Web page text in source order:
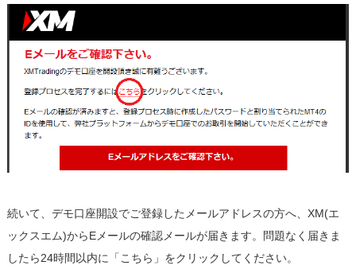
続いて、デモ口座開設でご登録したメールアドレスの方へ、XM(エ
ックスエム)からEメールの確認メールが届きます。問題なく届きま
したら24時間以内に「こちら」をクリックしてください。